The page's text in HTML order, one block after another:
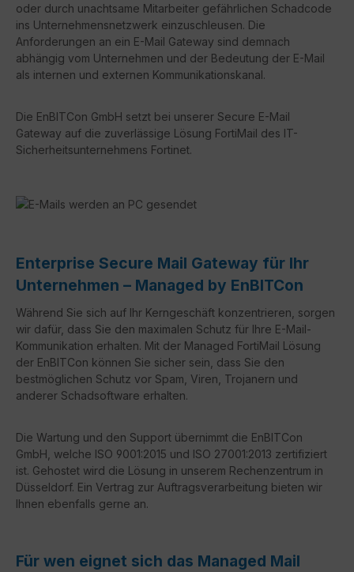
oder durch unachtsame Mitarbeiter gefährlichen Schadcode
ins Unternehmensnetzwerk einzuschleusen. Die
Anforderungen an ein E-Mail Gateway sind demnach
abhängig vom Unternehmen und der Bedeutung der E-Mail
als internen und externen Kommunikationskanal.
Die EnBITCon GmbH setzt bei unserer Secure E-Mail
Gateway auf die zuverlässige Lösung FortiMail des IT-
Sicherheitsunternehmens Fortinet.
Enterprise Secure Mail Gateway für Ihr
Unternehmen – Managed by EnBITCon
Während Sie sich auf Ihr Kerngeschäft konzentrieren, sorgen
wir dafür, dass Sie den maximalen Schutz für Ihre E-Mail-
Kommunikation erhalten. Mit der Managed FortiMail Lösung
der EnBITCon können Sie sicher sein, dass Sie den
bestmöglichen Schutz vor Spam, Viren, Trojanern und
anderer Schadsoftware erhalten.
Die Wartung und den Support übernimmt die EnBITCon
GmbH, welche ISO 9001:2015 und ISO 27001:2013 zertifiziert
ist. Gehostet wird die Lösung in unserem Rechenzentrum in
Düsseldorf. Ein Vertrag zur Auftragsverarbeitung bieten wir
Ihnen ebenfalls gerne an.
Für wen eignet sich das Managed Mail